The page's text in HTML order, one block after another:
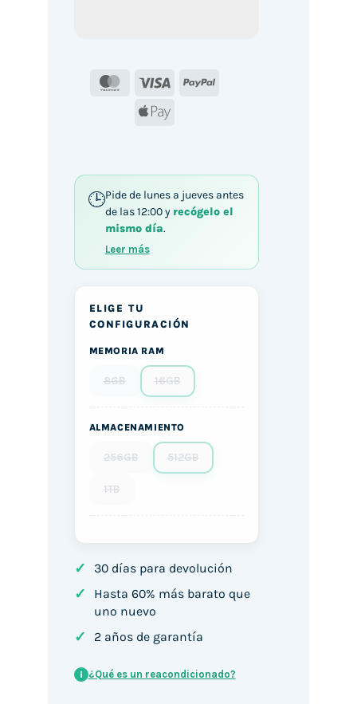
MasterCard
Visa
PayPal
Apple
Pide de lunes a jueves antes
de las 12:00 y recógelo el
mismo día.
Leer más
ELIGE TU
CONFIGURACIÓN
MEMORIA RAM
8GB 16GB
ALMACENAMIENTO
256GB 512GB
1TB
✓ 30 días para devolución
✓
Hasta 60% más barato que
uno nuevo
✓ 2 años de garantía
i ¿Qué es un reacondicionado?